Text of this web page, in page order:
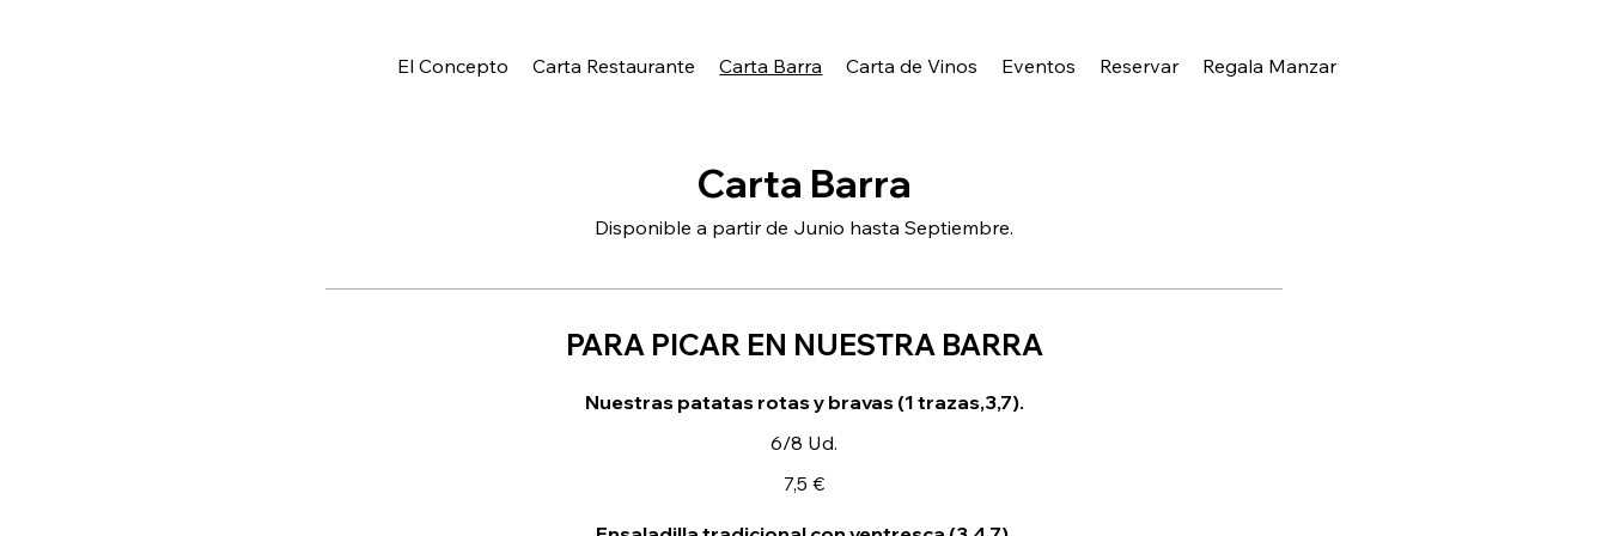
El Concepto Carta Restaurante Carta Barra Carta de Vinos Eventos Reservar Regala Manzar
Carta Barra
PARA PICAR EN NUESTRA BARRA
Nuestras patatas rotas y bravas (1 trazas,3,7).
6/8 Ud.
7,5 €